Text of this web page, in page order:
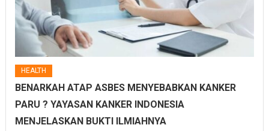
HEALTH
BENARKAH ATAP ASBES MENYEBABKAN KANKER
PARU ? YAYASAN KANKER INDONESIA
MENJELASKAN BUKTI ILMIAHNYA